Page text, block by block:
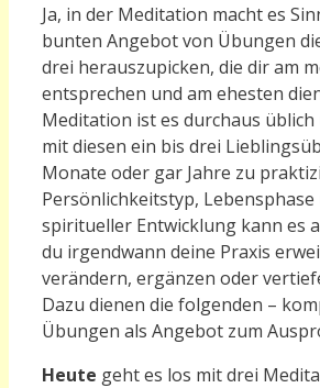
Ja, in der Meditation macht es
bunten Angebot von Übungen
drei herauszupicken, die dir am
entsprechen und am ehesten
Meditation ist es durchaus
mit diesen ein bis drei
Monate oder gar Jahre zu
Persönlichkeitstyp,
spiritueller Entwicklung kann es
du irgendwann deine Praxis
verändern, ergänzen oder
Dazu dienen die folgenden –
Übungen als Angebot zum
Heute geht es los mit drei